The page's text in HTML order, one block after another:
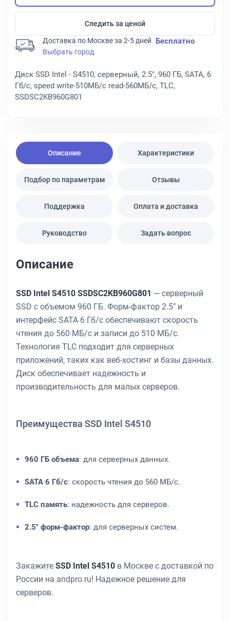
Следить за ценой
Доставка по Москве за 2-5 дней Бесплатно
Выбрать город
Диск SSD Intel - S4510, серверный, 2.5", 960 ГБ, SATA, 6
Гб/с, speed write-510МБ/с read-560МБ/с, TLC,
SSDSC2KB960G801
Описание Характеристики
Подбор по параметрам Отзывы
Поддержка Оплата и доставка
Руководство Задать вопрос
Описание
SSD Intel S4510 SSDSC2KB960G801 — серверный
SSD с объемом 960 ГБ. Форм-фактор 2.5" и
интерфейс SATA 6 Гб/с обеспечивают скорость
чтения до 560 МБ/с и записи до 510 МБ/с.
Технология TLC подходит для серверных
приложений, таких как веб-хостинг и базы данных.
Диск обеспечивает надежность и
производительность для малых серверов.
Преимущества SSD Intel S4510
960 ГБ объема: для серверных данных.
SATA 6 Гб/с: скорость чтения до 560 МБ/с.
TLC память: надежность для серверов.
2.5" форм-фактор: для серверных систем.
Закажите SSD Intel S4510 в Москве с доставкой по
России на andpro.ru! Надежное решение для
серверов.